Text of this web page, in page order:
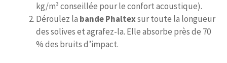
kg/m³ conseillée pour le confort acoustique).
Déroulez la bande Phaltexsur toute la longueur
des solives et agrafez-la. Elle absorbe près de 70
% des bruits d’impact.